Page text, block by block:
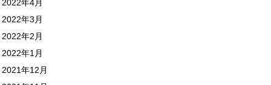
2022年4月
2022年3月
2022年2月
2022年1月
2021年12月